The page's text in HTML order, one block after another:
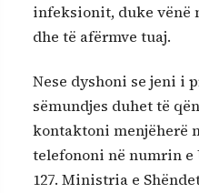
infeksionit, duke vënë
dhe të afërmve tuaj.
Nese dyshoni se jeni i
sëmundjes duhet të
kontaktoni menjëherë
telefononi në numrin e
127. Ministria e